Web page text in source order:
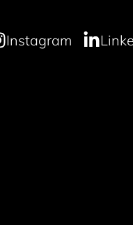
Instagram